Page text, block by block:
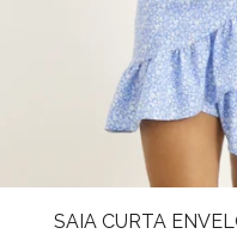
SAIA CURTA